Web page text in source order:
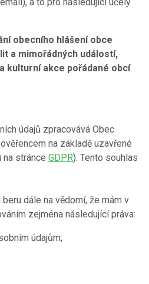
obecního hlášení obce
a mimořádných událostí,
kulturní akce pořádané obcí
údajů zpracovává Obec
na základě uzavřené
stránce GDPR). Tento souhlas
dále na vědomí, že mám v
zejména následující práva:
údajům;